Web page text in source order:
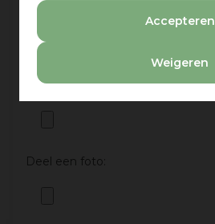
Accepteren
Weigeren
Aan te bevelen?
Deel een foto:
Deel een foto: